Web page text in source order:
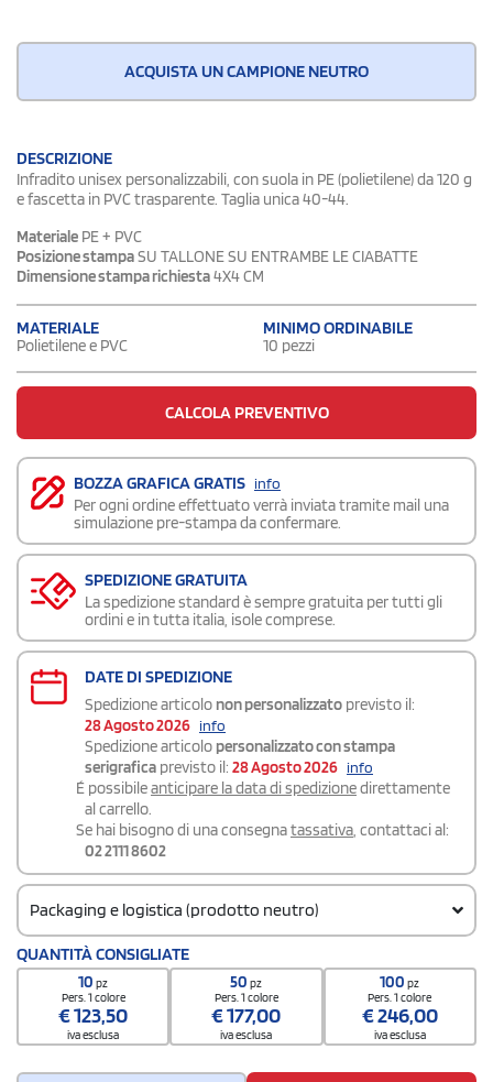
ACQUISTA UN CAMPIONE NEUTRO
DESCRIZIONE
Infradito unisex personalizzabili, con suola in PE (polietilene) da 120 g
e fascetta in PVC trasparente. Taglia unica 40-44.
Materiale PE + PVC
Posizione stampaSU TALLONE SU ENTRAMBE LE CIABATTE
Dimensione stampa richiesta4X4 CM
MATERIALE
Polietilene e PVC
MINIMO ORDINABILE
10 pezzi
CALCOLA PREVENTIVO
BOZZA GRAFICA GRATIS info
Per ogni ordine effettuato verrà inviata tramite mail una
simulazione pre-stampa da confermare.
SPEDIZIONE GRATUITA
La spedizione standard è sempre gratuita per tutti gli
ordini e in tutta italia, isole comprese.
DATE DI SPEDIZIONE
Spedizione articolo non personalizzato previsto il:
28 Agosto 2026 info
Spedizione articolo personalizzato con stampa
serigrafica previsto il: 28 Agosto 2026 info
É possibileanticipare la data di spedizionedirettamente
al carrello.
Se hai bisogno di una consegnatassativa, contattaci al:
02 2111 8602
Packaging e logistica (prodotto neutro)
Codice doganale
640220000000000
Quantità per scatola
QUANTITÀ CONSIGLIATE
10pz
Pers. 1 colore
€123,50
iva esclusa
50pz
Pers. 1 colore
€177,00
iva esclusa
100pz
Pers. 1 colore
€246,00
iva esclusa